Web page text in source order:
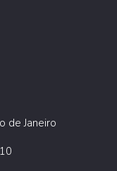
de Janeiro